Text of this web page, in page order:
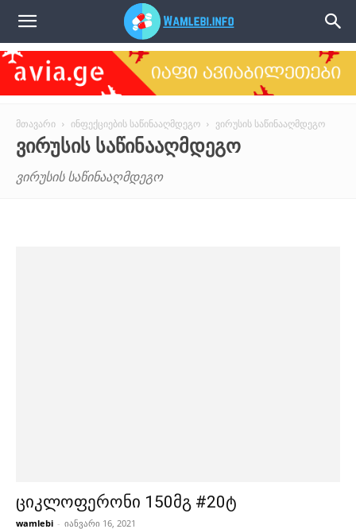
წამლები
მთავარი ინფექციების საწინააღმდეგო ვირუსის საწინააღმდეგო
ᲕᲘᲠᲣᲡᲘᲡ ᲡᲐᲬᲘᲜᲐᲐᲦᲛᲓᲔᲒᲝ
ვირუსის საწინააღმდეგო
ციკლოფერონი 150მგ #20ტ
wamlebi - იანვარი 16, 2021